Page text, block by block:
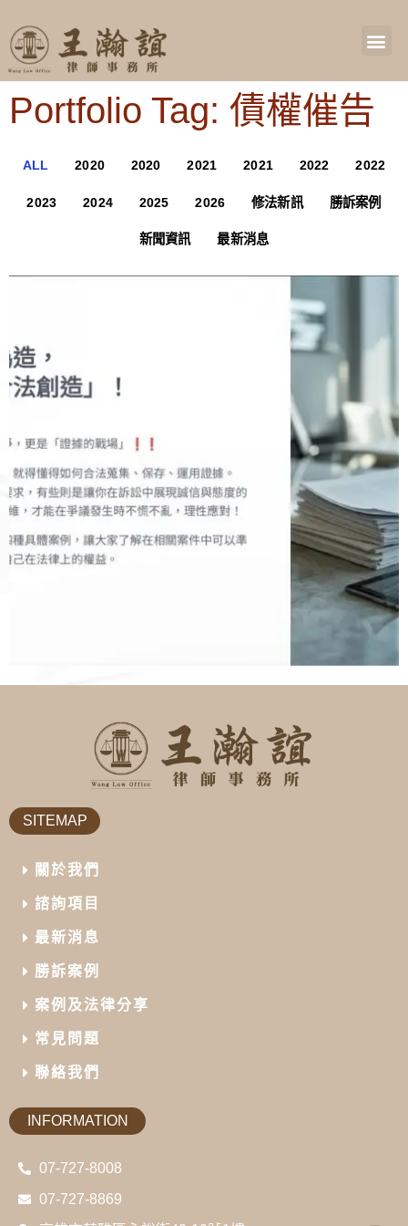
Portfolio Tag: 債權催告
ALL 2020 2020 2021 2021 2022 2022
2023 2024 2025 2026 修法新訊 勝訴案例
新聞資訊 最新消息
SITEMAP
關於我們
諮詢項目
最新消息
勝訴案例
案例及法律分享
常見問題
聯絡我們
INFORMATION
07-727-8008
07-727-8869